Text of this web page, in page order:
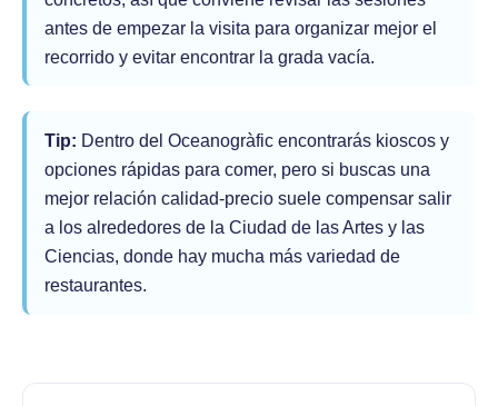
antes de empezar la visita para organizar mejor el
recorrido y evitar encontrar la grada vacía.
Tip: Dentro del Oceanogràfic encontrarás kioscos y
opciones rápidas para comer, pero si buscas una
mejor relación calidad-precio suele compensar salir
a los alrededores de la Ciudad de las Artes y las
Ciencias, donde hay mucha más variedad de
restaurantes.